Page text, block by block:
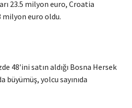
23.5 milyon euro, Croatia
milyon euro oldu.
48′ini satın aldığı Bosna Hersek
büyümüş, yolcu sayınıda